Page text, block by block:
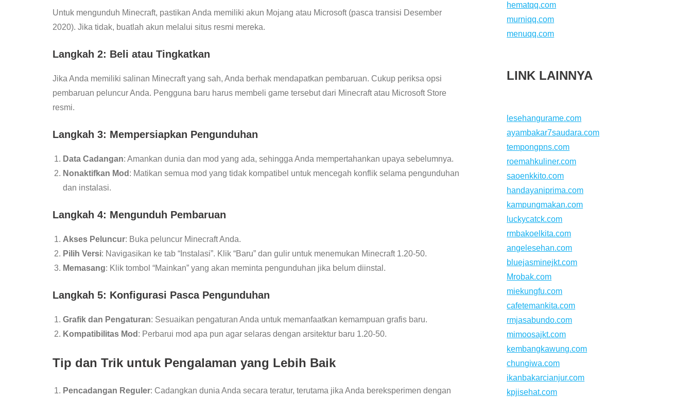
Untuk mengunduh Minecraft, pastikan Anda memiliki akun Mojang atau Microsoft (pasca transisi Desember
2020). Jika tidak, buatlah akun melalui situs resmi mereka.
Langkah 2: Beli atau Tingkatkan
Jika Anda memiliki salinan Minecraft yang sah, Anda berhak mendapatkan pembaruan. Cukup periksa opsi
pembaruan peluncur Anda. Pengguna baru harus membeli game tersebut dari Minecraft atau Microsoft Store
resmi.
Langkah 3: Mempersiapkan Pengunduhan
Data Cadangan: Amankan dunia dan mod yang ada, sehingga Anda mempertahankan upaya sebelumnya.
Nonaktifkan Mod : Matikan semua mod yang tidak kompatibel untuk mencegah konflik selama pengunduhan
dan instalasi.
Langkah 4: Mengunduh Pembaruan
Akses Peluncur: Buka peluncur Minecraft Anda.
Pilih Versi: Navigasikan ke tab “Instalasi”. Klik “Baru” dan gulir untuk menemukan Minecraft 1.20-50.
Memasang: Klik tombol “Mainkan” yang akan meminta pengunduhan jika belum diinstal.
Langkah 5: Konfigurasi Pasca Pengunduhan
Grafik dan Pengaturan: Sesuaikan pengaturan Anda untuk memanfaatkan kemampuan grafis baru.
Kompatibilitas Mod : Perbarui mod apa pun agar selaras dengan arsitektur baru 1.20-50.
Tip dan Trik untuk Pengalaman yang Lebih Baik
Pencadangan Reguler: Cadangkan dunia Anda secara teratur, terutama jika Anda bereksperimen dengan
hematqq.com
murniqq.com
menuqq.com
LINK LAINNYA
lesehangurame.com
ayambakar7saudara.com
tempongpns.com
roemahkuliner.com
saoenkkito.com
handayaniprima.com
kampungmakan.com
luckycatck.com
rmbakoelkita.com
angelesehan.com
bluejasminejkt.com
Mrobak.com
miekungfu.com
cafetemankita.com
rmjasabundo.com
mimoosajkt.com
kembangkawung.com
chungiwa.com
ikanbakarcianjur.com
kpjisehat.com